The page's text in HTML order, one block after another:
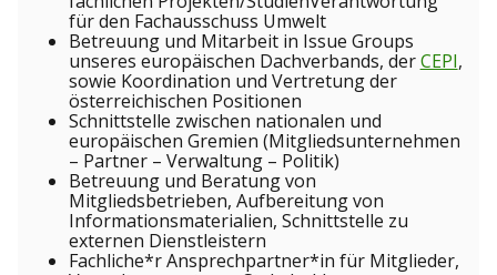
für den Fachausschuss Umwelt
Betreuung und Mitarbeit in Issue Groups
unseres europäischen Dachverbands, derCEPI,
sowie Koordination und Vertretung der
österreichischen Positionen
Schnittstelle zwischen nationalen und
europäischen Gremien (Mitgliedsunternehmen
– Partner – Verwaltung – Politik)
Betreuung und Beratung von
Mitgliedsbetrieben, Aufbereitung von
Informationsmaterialien, Schnittstelle zu
externen Dienstleistern
Fachliche*r Ansprechpartner*in für Mitglieder,